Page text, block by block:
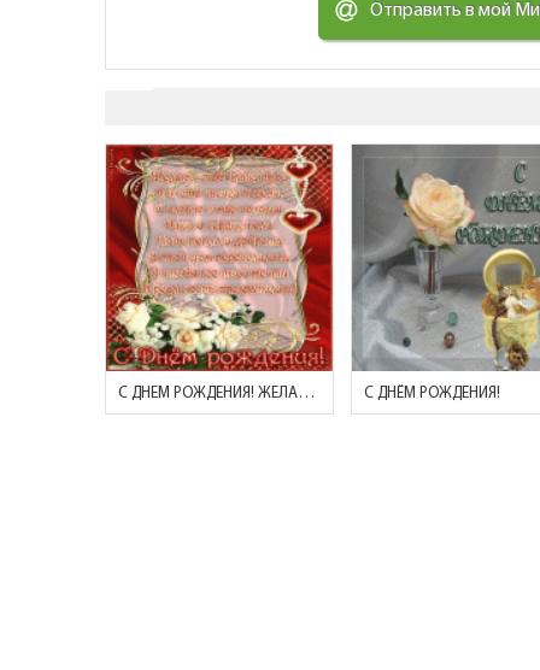
Отправить в мой
С ДНЕМ РОЖДЕНИЯ! ЖЕЛАЮ, ЧТОБ ГЛАЗА ТВОИ.. С ДНЁМ РОЖДЕНИЯ!